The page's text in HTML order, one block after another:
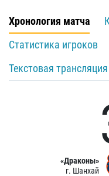
Хронология матча
Статистика игроков
Текстовая трансляция
«Драконы»
г. Шанхай